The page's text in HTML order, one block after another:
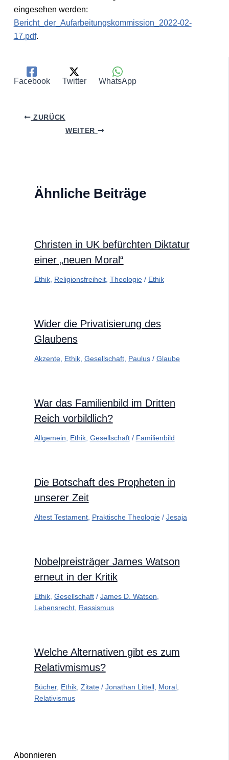
eingesehen werden:
Bericht_der_Aufarbeitungskommission_2022-02-
17.pdf.
Facebook Twitter WhatsApp
ZURÜCK
WEITER
Ähnliche Beiträge
Christen in UK befürchten Diktatur
einer „neuen Moral“
Ethik, Religionsfreiheit, Theologie/ Ethik
Wider die Privatisierung des
Glaubens
Akzente, Ethik, Gesellschaft, Paulus/ Glaube
War das Familienbild im Dritten
Reich vorbildlich?
Allgemein Ethik, Gesellschaft/ Familienbild
Die Botschaft des Propheten in
unserer Zeit
Altest Testament, Praktische Theologie/ Jesaja
Nobelpreisträger James Watson
erneut in der Kritik
Ethik, Gesellschaft/ James D. Watson
Lebensrecht, Rassismus
Welche Alternativen gibt es zum
Relativmismus?
Bücher, Ethik, Zitate/ Jonathan Littell, Moral,
Relativismus
Abonnieren